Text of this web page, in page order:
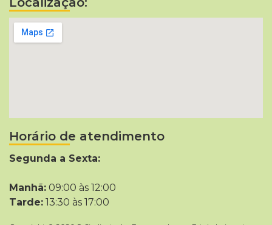
Horário de atendimento
Segunda a Sexta:
Manhã: 09:00 às 12:00
Tarde: 13:30 às 17:00